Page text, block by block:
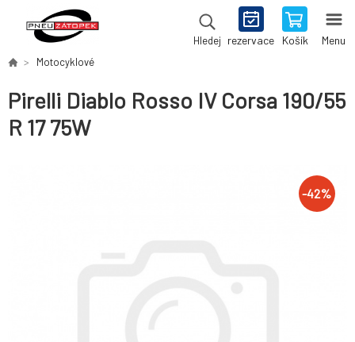
Hledej rezervace Košík Menu
Motocyklové
Pirelli Diablo Rosso IV Corsa 190/55
R 17 75W
-42%